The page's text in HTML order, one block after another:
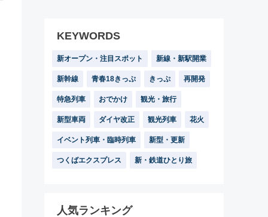
KEYWORDS
新オープン・注目スポット 新線・新駅開業
新幹線 青春18きっぷ きっぷ 再開発
特急列車 おでかけ 観光・旅行
新型車両 ダイヤ改正 観光列車 花火
イベント列車・臨時列車 新型・更新
つくばエクスプレス 新・鉄道ひとり旅
人気ランキング